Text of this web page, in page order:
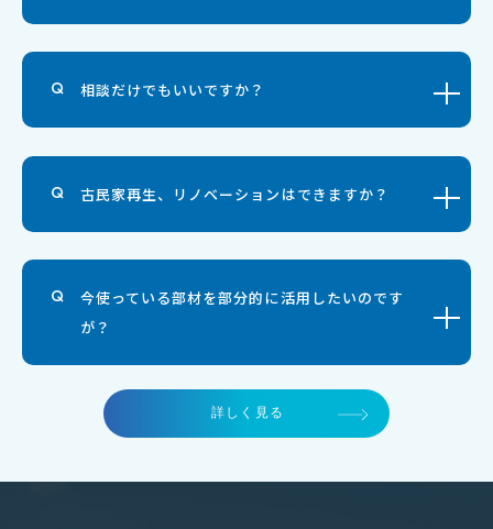
相談だけでもいいですか？
古民家再生、リノベーションはできますか？
今使っている部材を部分的に活用したいのです
が？
詳しく見る